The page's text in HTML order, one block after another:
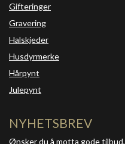
Gifteringer
Gravering
Halskjeder
Husdyrmerke
Hårpynt
Julepynt
NYHETSBREV
Ønsker du å motta gode